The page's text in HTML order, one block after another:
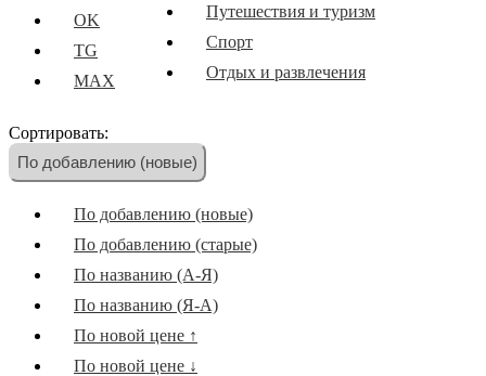
OK
TG
MAX
Путешествия и туризм
Спорт
Отдых и развлечения
Иностранные языки
Еда и кулинария
Мотивация и саморазвитие
Музыка
Сортировать:
По добавлению (новые)
По добавлению (новые)
По добавлению (старые)
По названию (А-Я)
По названию (Я-А)
По новой цене ↑
По новой цене ↓